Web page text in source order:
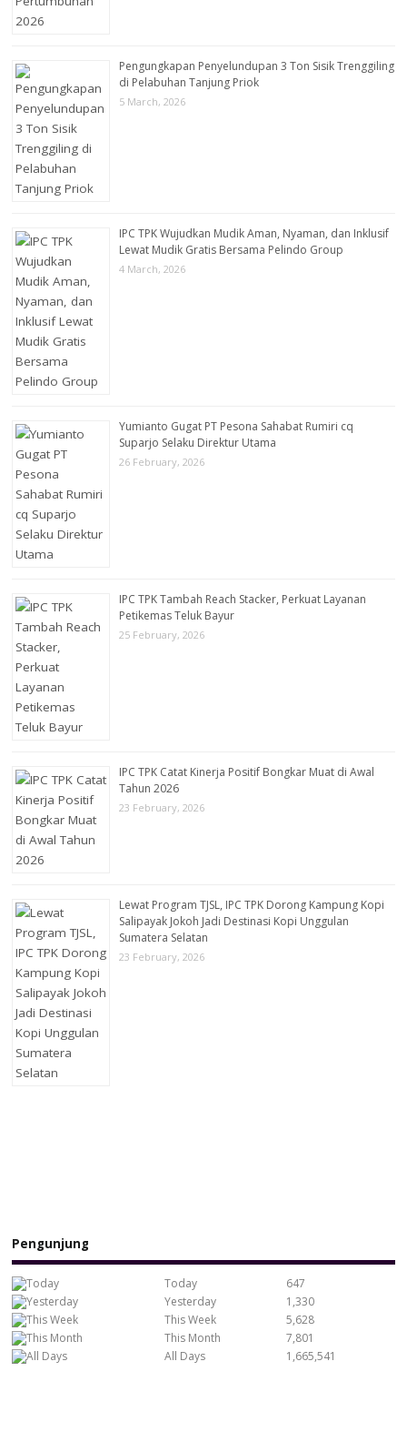
Pengungkapan Penyelundupan 3 Ton Sisik Trenggiling
di Pelabuhan Tanjung Priok
5 March, 2026
IPC TPK Wujudkan Mudik Aman, Nyaman, dan Inklusif
Lewat Mudik Gratis Bersama Pelindo Group
4 March, 2026
Yumianto Gugat PT Pesona Sahabat Rumiri cq
Suparjo Selaku Direktur Utama
26 February, 2026
IPC TPK Tambah Reach Stacker, Perkuat Layanan
Petikemas Teluk Bayur
25 February, 2026
IPC TPK Catat Kinerja Positif Bongkar Muat di Awal
Tahun 2026
23 February, 2026
Lewat Program TJSL, IPC TPK Dorong Kampung Kopi
Salipayak Jokoh Jadi Destinasi Kopi Unggulan
Sumatera Selatan
23 February, 2026
Pengunjung
Today
647
Yesterday
1,330
This Week
5,628
This Month
7,801
All Days
1,665,541